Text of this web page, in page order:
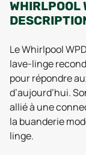
WHIRLPOOL
Le Whirlpool
lave-linge
pour répondre
d’aujourd’hui.
allié à une
la buanderie
linge.